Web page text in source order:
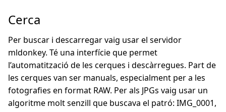
Cerca
Per buscar i descarregar vaig usar el servidor
mldonkey. Té una interfície que permet
l’automatització de les cerques i descàrregues. Part de
les cerques van ser manuals, especialment per a les
fotografies en format RAW. Per als JPGs vaig usar un
algoritme molt senzill que buscava el patró: IMG_0001,